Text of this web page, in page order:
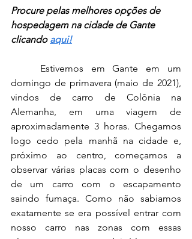
Procure pelas melhores opções de
hospedagem na cidade de Gante
clicando aqui!
domingo de primavera (maio de 2021),
vindos de carro de Colônia na
Alemanha, em uma viagem de
aproximadamente 3 horas. Chegamos
logo cedo pela manhã na cidade e,
próximo ao centro, começamos a
observar várias placas com o desenho
de um carro com o escapamento
saindo fumaça. Como não sabiamos
exatamente se era possível entrar com
nosso carro nas zonas com essas